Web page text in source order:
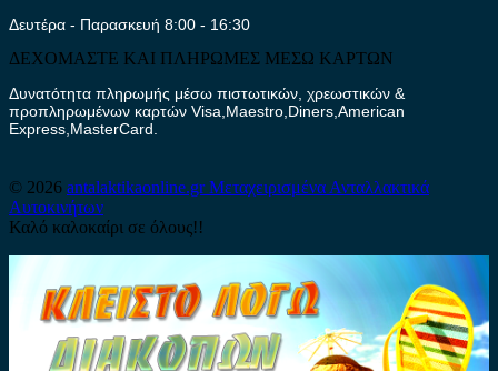
Δευτέρα - Παρασκευή 8:00 - 16:30
ΔΕΧΟΜΑΣΤΕ ΚΑΙ ΠΛΗΡΩΜΕΣ ΜΕΣΩ ΚΑΡΤΩΝ
Δυνατότητα πληρωμής μέσω πιστωτικών, χρεωστικών &
προπληρωμένων καρτών Visa,Maestro,Diners,American
Express,MasterCard.
© 2026 antalaktikaonline.grΜεταχειρισμένα Ανταλλακτικά
Αυτοκινήτων
Καλό καλοκαίρι σε όλους!!